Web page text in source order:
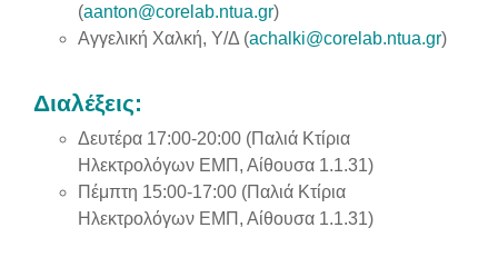
(aanton@corelab.ntua.gr)
Αγγελική Χαλκή, Υ/Δ (achalki@corelab.ntua.gr)
Διαλέξεις:
Δευτέρα 17:00-20:00 (Παλιά Κτίρια
Ηλεκτρολόγων ΕΜΠ, Αίθουσα 1.1.31)
Πέμπτη 15:00-17:00 (Παλιά Κτίρια
Ηλεκτρολόγων ΕΜΠ, Αίθουσα 1.1.31)